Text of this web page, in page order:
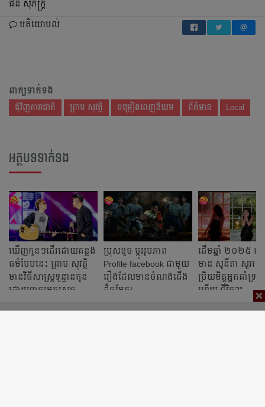
ជិន សុភ័ក្ដ្រ
មតិយោបល់
ពាក្យទាក់ទង
ជុំវិញតារាជាតិ ព្រាប សុវត្ថិ ចម្រៀង​ពេញ​និយម ព័ត៌មាន Local
អត្ថបទទាក់ទង
ឃើញកូនៗដើរដោយគន្លង
ធម៌បែបនេះ ព្រាប សុវត្ថិ
មានវិធីសាស្ដ្រទូន្មានកូន
ដោយពាក្យមុតស្រួច
ប្រុសខួច ប្ដូររូបភាព
Profile facebook ជាមួយ
រឿងដែលមានចំណងជើង
ដ៏ចម្លែក!
ដើមឆ្នាំ ២០២៥ កញ្
មាន សូនីតា សួរទៅ
ប្រិយមិត្តអ្នកគាំទ្រ
ហើយ ជីវិត?"